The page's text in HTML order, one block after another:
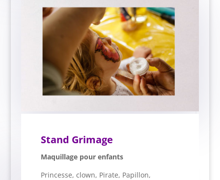
Stand Grimage
Maquillage pour enfants
Princesse, clown, Pirate, Papillon,